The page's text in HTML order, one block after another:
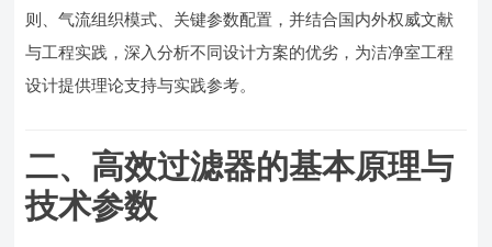
则、气流组织模式、关键参数配置，并结合国内外权威文献
与工程实践，深入分析不同设计方案的优劣，为洁净室工程
设计提供理论支持与实践参考。
二、高效过滤器的基本原理与
技术参数